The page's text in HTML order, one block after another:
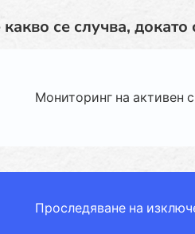
се случва, докато
Мониторинг на активен
Проследяване на